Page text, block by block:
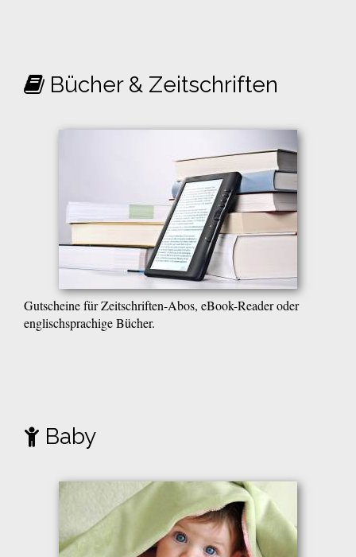
Bücher & Zeitschriften
Gutscheine für Zeitschriften-Abos, eBook-Reader oder
englischsprachige Bücher.
Baby